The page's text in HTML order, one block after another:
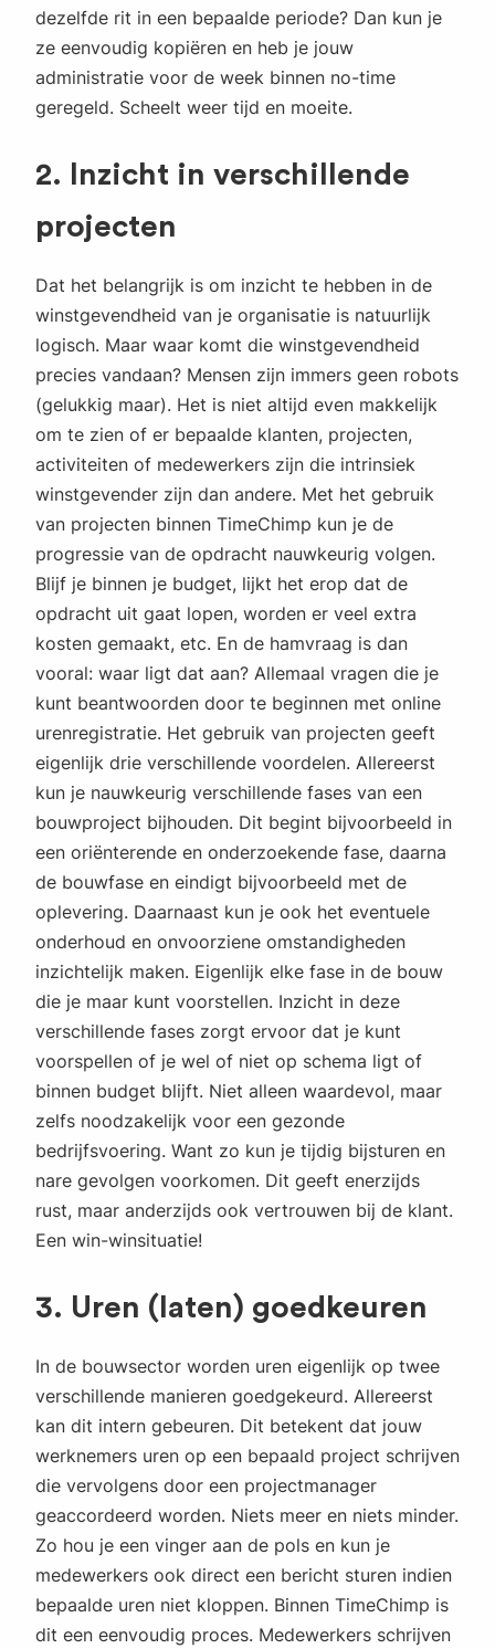
dezelfde rit in een bepaalde periode? Dan kun je
ze eenvoudig kopiëren en heb je jouw
administratie voor de week binnen no-time
geregeld. Scheelt weer tijd en moeite.
2. Inzicht in verschillende
projecten
Dat het belangrijk is om inzicht te hebben in de
winstgevendheid van je organisatie is natuurlijk
logisch. Maar waar komt die winstgevendheid
precies vandaan? Mensen zijn immers geen robots
(gelukkig maar). Het is niet altijd even makkelijk
om te zien of er bepaalde klanten, projecten,
activiteiten of medewerkers zijn die intrinsiek
winstgevender zijn dan andere. Met het gebruik
van projecten binnen TimeChimp kun je de
progressie van de opdracht nauwkeurig volgen.
Blijf je binnen je budget, lijkt het erop dat de
opdracht uit gaat lopen, worden er veel extra
kosten gemaakt, etc. En de hamvraag is dan
vooral: waar ligt dat aan? Allemaal vragen die je
kunt beantwoorden door te beginnen met online
urenregistratie. Het gebruik van projecten geeft
eigenlijk drie verschillende voordelen. Allereerst
kun je nauwkeurig verschillende fases van een
bouwproject bijhouden. Dit begint bijvoorbeeld in
een oriënterende en onderzoekende fase, daarna
de bouwfase en eindigt bijvoorbeeld met de
oplevering. Daarnaast kun je ook het eventuele
onderhoud en onvoorziene omstandigheden
inzichtelijk maken. Eigenlijk elke fase in de bouw
die je maar kunt voorstellen. Inzicht in deze
verschillende fases zorgt ervoor dat je kunt
voorspellen of je wel of niet op schema ligt of
binnen budget blijft. Niet alleen waardevol, maar
zelfs noodzakelijk voor een gezonde
bedrijfsvoering. Want zo kun je tijdig bijsturen en
nare gevolgen voorkomen. Dit geeft enerzijds
rust, maar anderzijds ook vertrouwen bij de klant.
Een win-winsituatie!
3. Uren (laten) goedkeuren
In de bouwsector worden uren eigenlijk op twee
verschillende manieren goedgekeurd. Allereerst
kan dit intern gebeuren. Dit betekent dat jouw
werknemers uren op een bepaald project schrijven
die vervolgens door een projectmanager
geaccordeerd worden. Niets meer en niets minder.
Zo hou je een vinger aan de pols en kun je
medewerkers ook direct een bericht sturen indien
bepaalde uren niet kloppen. Binnen TimeChimp is
dit een eenvoudig proces. Medewerkers schrijven